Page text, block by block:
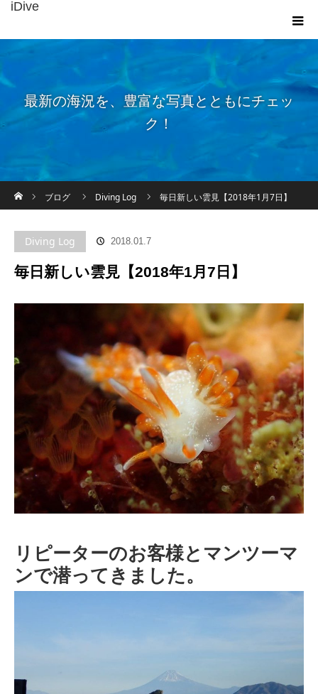
iDive
最新の海況を、豊富な写真とともにチェッ
ク！
ブログ
Diving Log 毎日新しい雲見【2018年1月7日】
Diving Log 2018.01.7
毎日新しい雲見【2018年1月7日】
リピーターのお客様とマンツーマ
ンで潜ってきました。